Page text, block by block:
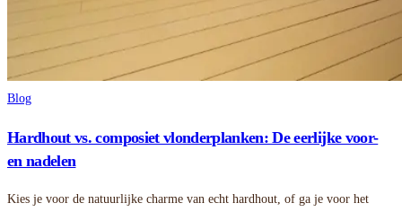
Blog
Hardhout vs. composiet vlonderplanken: De eerlijke voor-
en nadelen
Kies je voor de natuurlijke charme van echt hardhout, of ga je voor het